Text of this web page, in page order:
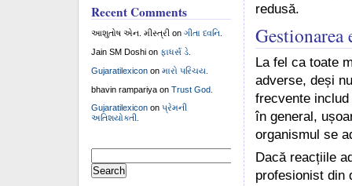
redusă.
Gestionarea
La fel ca toate
adverse, deși
frecvente
în general,
organismul se
Dacă reacțiile
profesionist din
Recent Comments
આશુતોષ એન. મીસ્ત્રી onગીતા ધ્વનિ.
Jain SM Doshi onફાધર્સ ડે.
Gujaratilexicon onમારો પરિચય.
bhavin rampariya onTrust God.
Gujaratilexicon onપ્રેમની
અતિશયોક્તી.
for: